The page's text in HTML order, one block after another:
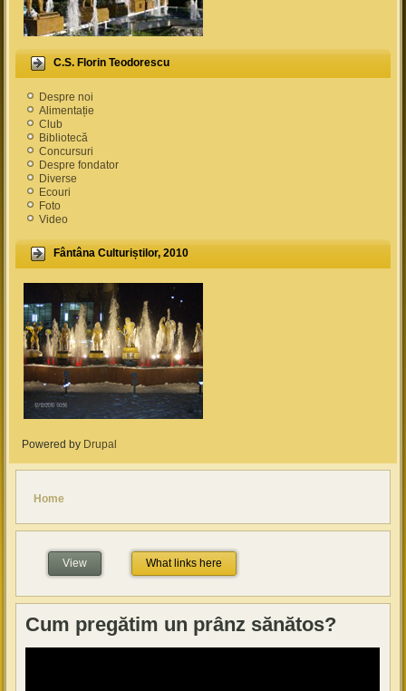
C.S. Florin Teodorescu
Despre noi
Alimentație
Club
Bibliotecă
Concursuri
Despre fondator
Diverse
Ecouri
Foto
Video
Fântâna Culturiștilor, 2010
Powered by Drupal
You are here
Home
View What links here
Cum pregătim un prânz sănătos?